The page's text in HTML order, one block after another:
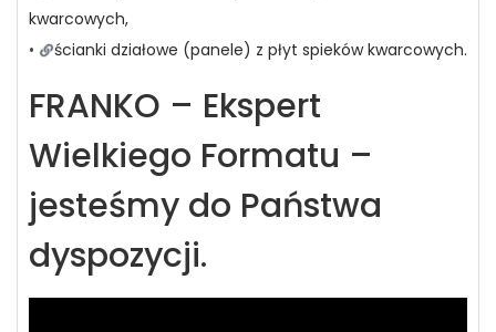
kwarcowych,
•
ścianki działowe (panele) z płyt spieków kwarcowych.
FRANKO – Ekspert
Wielkiego Formatu –
jesteśmy do Państwa
dyspozycji.